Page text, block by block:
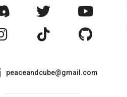
peaceandcube@gmail.com